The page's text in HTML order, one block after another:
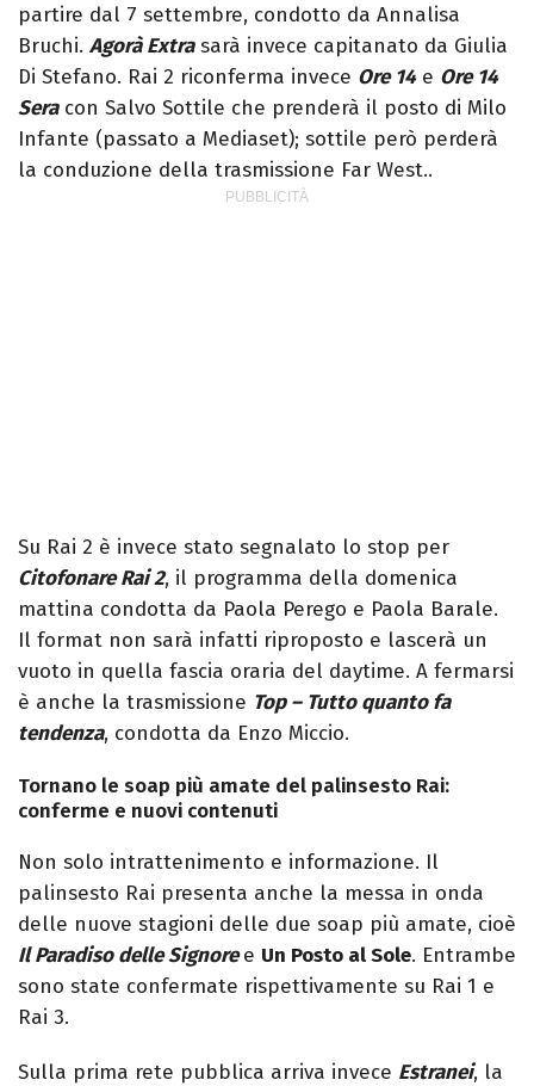
partire dal 7 settembre, condotto da Annalisa
Bruchi. Agorà Extrasarà invece capitanato da Giulia
Di Stefano. Rai 2 riconferma invece Ore 14e Ore 14
Seracon Salvo Sottile che prenderà il posto di Milo
Infante (passato a Mediaset); sottile però perderà
la conduzione della trasmissione Far West..
Su Rai 2 è invece stato segnalato lo stop per
Citofonare Rai 2, il programma della domenica
mattina condotta da Paola Perego e Paola Barale.
Il format non sarà infatti riproposto e lascerà un
vuoto in quella fascia oraria del daytime. A fermarsi
è anche la trasmissione Top – Tutto quanto fa
tendenza, condotta da Enzo Miccio.
Tornano le soap più amate del palinsesto Rai:
conferme e nuovi contenuti
Non solo intrattenimento e informazione. Il
palinsesto Rai presenta anche la messa in onda
delle nuove stagioni delle due soap più amate, cioè
Il Paradiso delle Signore e Un Posto al Sole. Entrambe
sono state confermate rispettivamente su Rai 1 e
Rai 3.
Sulla prima rete pubblica arriva invece Estranei, la